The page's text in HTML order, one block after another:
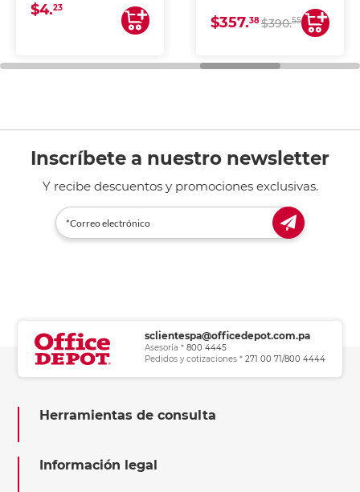
uniforme, ideal para
impresoras de inyección
de tinta y láser,
general de oficina.
$4.23
COPIA Y ESCANEA)
$357.38$390.55
Inscríbete a nuestro newsletter
Y recibe descuentos y promociones exclusivas.
sclientespa@officedepot.com.pa
Asesoría * 800 4445
Pedidos y cotizaciones * 271 00 71/800 4444
Herramientas de consulta
Información legal